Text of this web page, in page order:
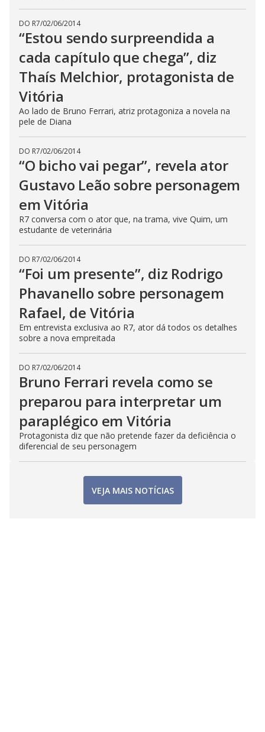
DO R7/02/06/2014
“Estou sendo surpreendida a
cada capítulo que chega”, diz
Thaís Melchior, protagonista de
Vitória
Ao lado de Bruno Ferrari, atriz protagoniza a novela na
pele de Diana
DO R7/02/06/2014
“O bicho vai pegar”, revela ator
Gustavo Leão sobre personagem
em Vitória
R7 conversa com o ator que, na trama, vive Quim, um
estudante de veterinária
DO R7/02/06/2014
“Foi um presente”, diz Rodrigo
Phavanello sobre personagem
Rafael, de Vitória
Em entrevista exclusiva ao R7, ator dá todos os detalhes
sobre a nova empreitada
DO R7/02/06/2014
Bruno Ferrari revela como se
preparou para interpretar um
paraplégico em Vitória
Protagonista diz que não pretende fazer da deficiência o
diferencial de seu personagem
VEJA MAIS NOTÍCIAS